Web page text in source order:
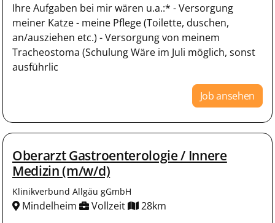
Ihre Aufgaben bei mir wären u.a.:* - Versorgung
meiner Katze - meine Pflege (Toilette, duschen,
an/ausziehen etc.) - Versorgung von meinem
Tracheostoma (Schulung Wäre im Juli möglich, sonst
ausführlic
Job ansehen
Oberarzt Gastroenterologie / Innere
Medizin (m/w/d)
Klinikverbund Allgäu gGmbH
Mindelheim Vollzeit 28km